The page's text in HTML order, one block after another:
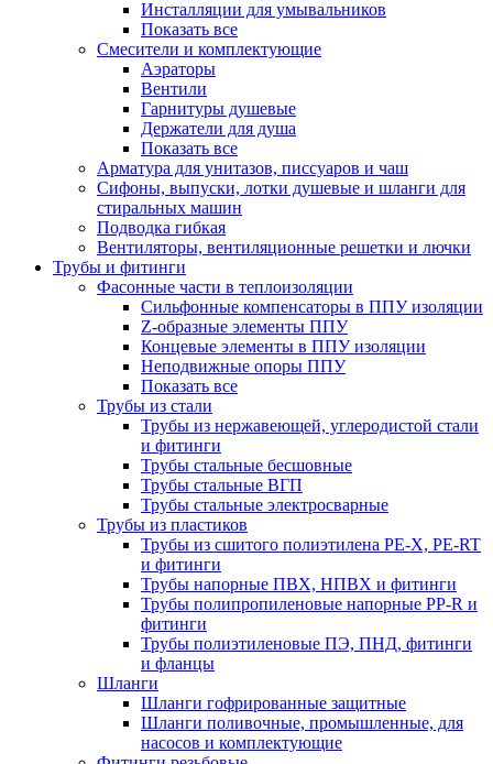
Инсталляции для умывальников
Показать все
Смесители и комплектующие
Аэраторы
Вентили
Гарнитуры душевые
Держатели для душа
Показать все
Арматура для унитазов, писсуаров и чаш
Сифоны, выпуски, лотки душевые и шланги для
стиральных машин
Подводка гибкая
Вентиляторы, вентиляционные решетки и лючки
Трубы и фитинги
Фасонные части в теплоизоляции
Cильфонные компенсаторы в ППУ изоляции
Z-образные элементы ППУ
Концевые элементы в ППУ изоляции
Неподвижные опоры ППУ
Показать все
Трубы из стали
Трубы из нержавеющей, углеродистой стали
и фитинги
Трубы стальные бесшовные
Трубы стальные ВГП
Трубы стальные электросварные
Трубы из пластиков
Трубы из сшитого полиэтилена PE-X, PE-RT
и фитинги
Трубы напорные ПВХ, НПВХ и фитинги
Трубы полипропиленовые напорные PP-R и
фитинги
Трубы полиэтиленовые ПЭ, ПНД, фитинги
и фланцы
Шланги
Шланги гофрированные защитные
Шланги поливочные, промышленные, для
насосов и комплектующие